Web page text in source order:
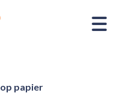
papier